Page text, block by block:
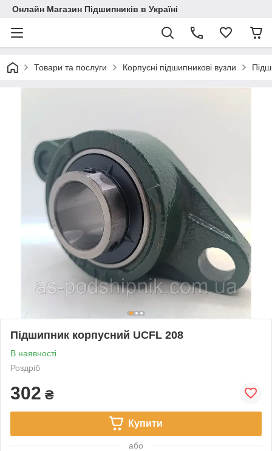
Онлайн Магазин Підшипників в Україні
Товари та послуги Корпусні підшипникові вузли
Підшипник корпусний UCFL 208
В наявності
Роздріб
302 ₴
Купити
або